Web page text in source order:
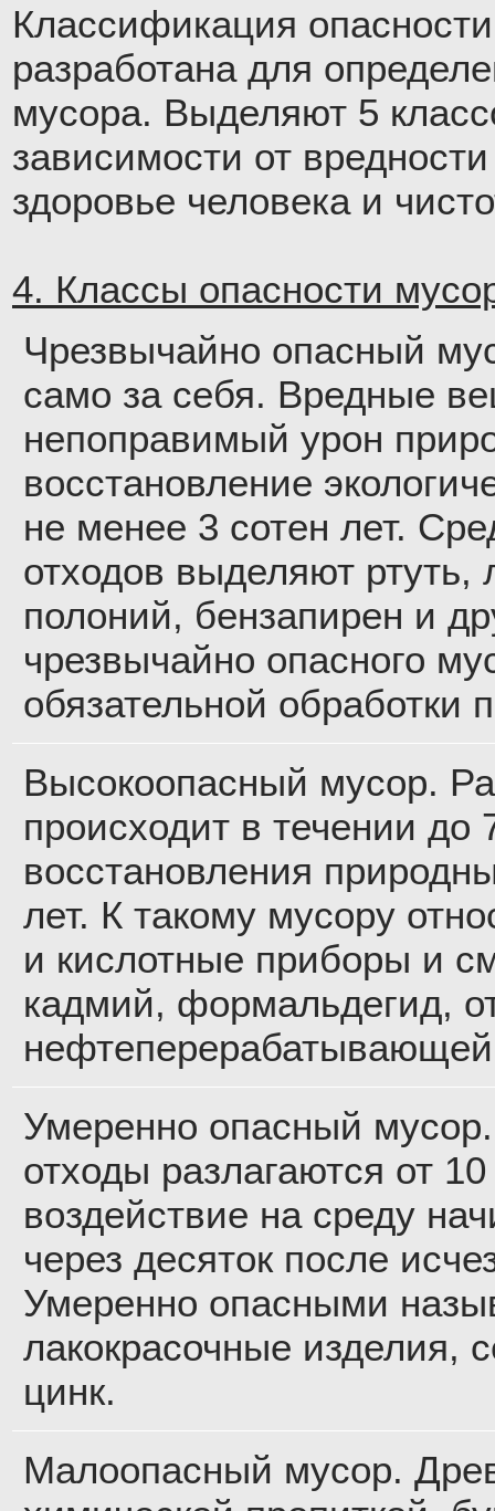
Классификация
разработана для
мусора. Выделяют 5
зависимости от
здоровье человека и
4. Классы опасности
Чрезвычайно опасный
само за себя. Вредные
непоправимый урон
восстановление
не менее 3 сотен лет.
отходов выделяют
полоний, бензапирен и
чрезвычайно опасного
обязательной обработки
Высокоопасный мусор.
происходит в течении до
восстановления
лет. К такому мусору
и кислотные приборы и
кадмий, формальдегид,
Умеренно опасный
отходы разлагаются от
воздействие на среду
через десяток после
Умеренно опасными
лакокрасочные изделия,
цинк.
Малоопасный мусор.